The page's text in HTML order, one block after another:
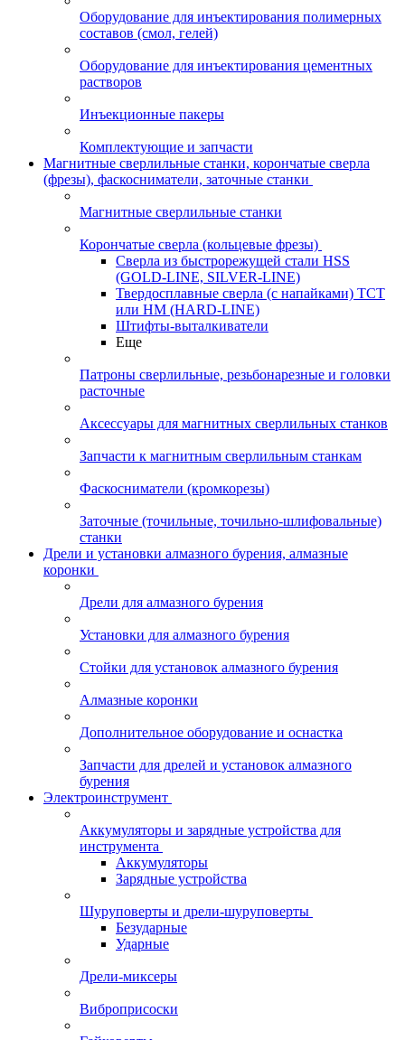
Оборудование для инъектирования полимерных
составов (смол, гелей)
Оборудование для инъектирования цементных
растворов
Инъекционные пакеры
Комплектующие и запчасти
Магнитные сверлильные станки, корончатые сверла
(фрезы), фаскосниматели, заточные станки
Магнитные сверлильные станки
Корончатые сверла (кольцевые фрезы)
Сверла из быстрорежущей стали HSS
(GOLD-LINE, SILVER-LINE)
Твердосплавные сверла (с напайками) ТСТ
или HM (HARD-LINE)
Штифты-выталкиватели
Еще
Патроны сверлильные, резьбонарезные и головки
расточные
Аксессуары для магнитных сверлильных станков
Запчасти к магнитным сверлильным станкам
Фаскосниматели (кромкорезы)
Заточные (точильные, точильно-шлифовальные)
станки
Дрели и установки алмазного бурения, алмазные
коронки
Дрели для алмазного бурения
Установки для алмазного бурения
Стойки для установок алмазного бурения
Алмазные коронки
Дополнительное оборудование и оснастка
Запчасти для дрелей и установок алмазного
бурения
Электроинструмент
Аккумуляторы и зарядные устройства для
инструмента
Аккумуляторы
Зарядные устройства
Шуруповерты и дрели-шуруповерты
Безударные
Ударные
Дрели-миксеры
Виброприсоски